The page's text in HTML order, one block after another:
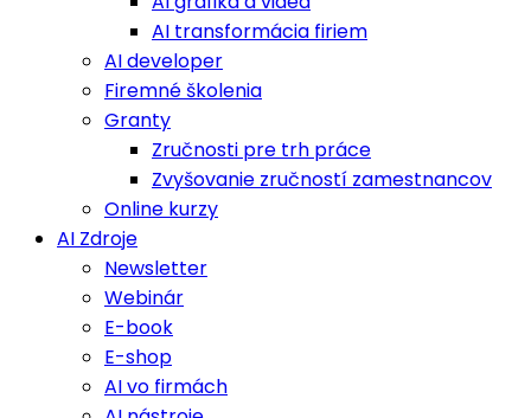
AI transformácia firiem
AI developer
Firemné školenia
Granty
Zručnosti pre trh práce
Zvyšovanie zručností zamestnancov
Online kurzy
AI Zdroje
Newsletter
Webinár
E-book
E-shop
AI vo firmách